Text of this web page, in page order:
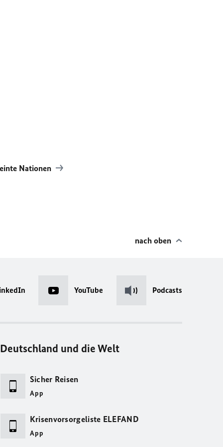
Nationen
nach oben
YouTube Podcasts
Deutschland und die Welt
Sicher Reisen
App
Krisenvorsorgeliste ELEFAND
App